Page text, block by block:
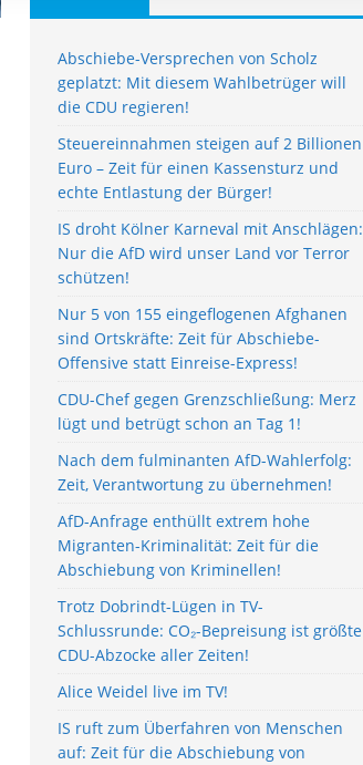
Abschiebe-Versprechen von Scholz
geplatzt: Mit diesem Wahlbetrüger will
die CDU regieren!
Steuereinnahmen steigen auf 2 Billionen
Euro – Zeit für einen Kassensturz und
echte Entlastung der Bürger!
IS droht Kölner Karneval mit Anschlägen:
Nur die AfD wird unser Land vor Terror
schützen!
Nur 5 von 155 eingeflogenen Afghanen
sind Ortskräfte: Zeit für Abschiebe-
Offensive statt Einreise-Express!
CDU-Chef gegen Grenzschließung: Merz
lügt und betrügt schon an Tag 1!
Nach dem fulminanten AfD-Wahlerfolg:
Zeit, Verantwortung zu übernehmen!
AfD-Anfrage enthüllt extrem hohe
Migranten-Kriminalität: Zeit für die
Abschiebung von Kriminellen!
Trotz Dobrindt-Lügen in TV-
Schlussrunde: CO₂-Bepreisung ist größte
CDU-Abzocke aller Zeiten!
Alice Weidel live im TV!
IS ruft zum Überfahren von Menschen
auf: Zeit für die Abschiebung von